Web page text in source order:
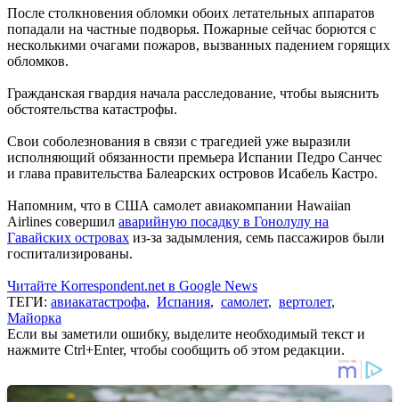
После столкновения обломки обоих летательных аппаратов
попадали на частные подворья. Пожарные сейчас борются с
несколькими очагами пожаров, вызванных падением горящих
обломков.
Гражданская гвардия начала расследование, чтобы выяснить
обстоятельства катастрофы.
Свои соболезнования в связи с трагедией уже выразили
исполняющий обязанности премьера Испании Педро Санчес
и глава правительства Балеарских островов Исабель Кастро.
Напомним, что в США самолет авиакомпании Hawaiian
Airlines совершил аварийную посадку в Гонолулу на
Гавайских островах из-за задымления, семь пассажиров были
госпитализированы.
Читайте Korrespondent.net в Google News
ТЕГИ: авиакатастрофа, Испания, самолет, вертолет,
Майорка
Если вы заметили ошибку, выделите необходимый текст и
нажмите Ctrl+Enter, чтобы сообщить об этом редакции.